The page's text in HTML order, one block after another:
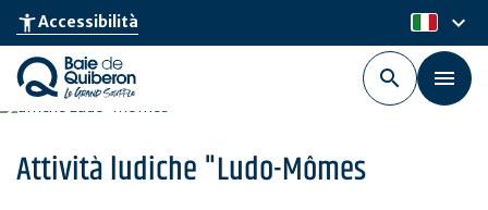
Skip
main
content
accessibility_newAccessibilità it
keyboard_arrow_down
Attività ludiche "Ludo-Mômes